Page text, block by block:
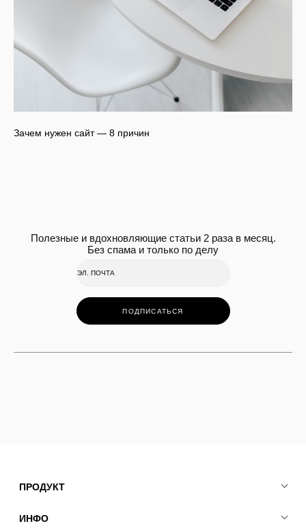
Зачем нужен сайт — 8 причин
Полезные и вдохновляющие статьи 2 раза в месяц.
Без спама и только по делу
ПОДПИСАТЬСЯ
ПРОДУКТ
ИНФО